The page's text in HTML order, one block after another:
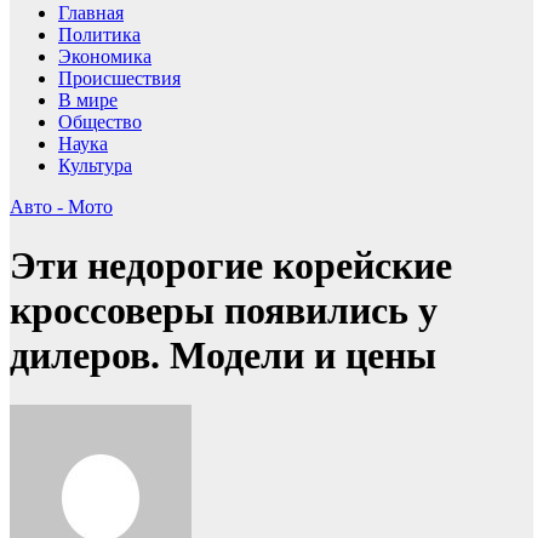
Главная
Политика
Экономика
Происшествия
В мире
Общество
Наука
Культура
Авто - Мото
Эти недорогие корейские
кроссоверы появились у
дилеров. Модели и цены